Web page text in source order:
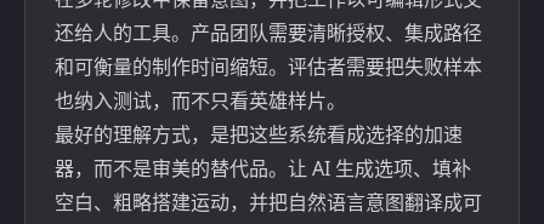
还给人的工具。产品团队需要清晰授权、集成路径
和可衡量的制作时间缩短。评估者需要把失败样本
也纳入测试，而不只看英雄样片。
最好的理解方式，是把这些系统看成选择的加速
器，而不是审美的替代品。让 AI 生成选项、填补
空白、粗略搭建运动，并把自然语言意图翻译成可